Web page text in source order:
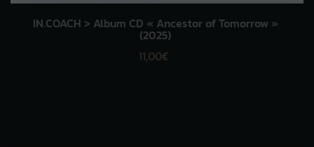
IN.COACH > Album CD « Ancestor of Tomorrow »
(2025)
11,00€